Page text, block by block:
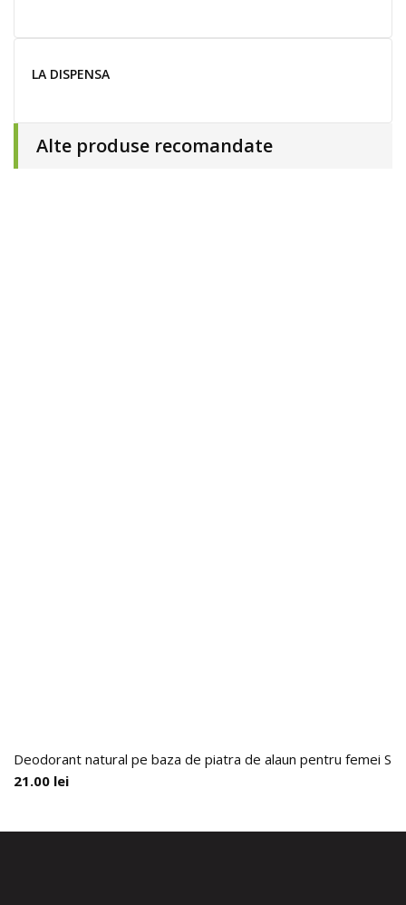
LA DISPENSA
Alte produse recomandate
Deodorant natural pe baza de piatra de alaun pentru femei
21.00 lei